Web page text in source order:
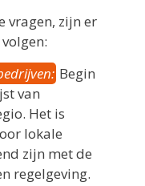
vragen, zijn er
Begin
van
Het is
lokale
zijn met de
regelgeving.